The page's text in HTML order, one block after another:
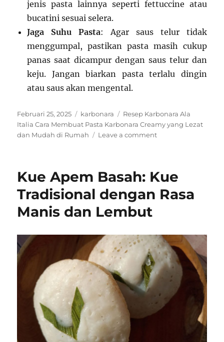
jenis pasta lainnya seperti fettuccine atau
bucatini sesuai selera.
Jaga Suhu Pasta: Agar saus telur tidak
menggumpal, pastikan pasta masih cukup
panas saat dicampur dengan saus telur dan
keju. Jangan biarkan pasta terlalu dingin
atau saus akan mengental.
Posted
on
Februari 25, 2025 Categories
karbonara Tags
Resep Karbonara Ala
Italia Cara Membuat Pasta Karbonara Creamy yang Lezat
dan Mudah di Rumah
Leave a commenton
Italia:
Membuat
yang
Lezat
dan
Mudah
Rumah
Kue Apem Basah: Kue
Tradisional dengan Rasa
Manis dan Lembut